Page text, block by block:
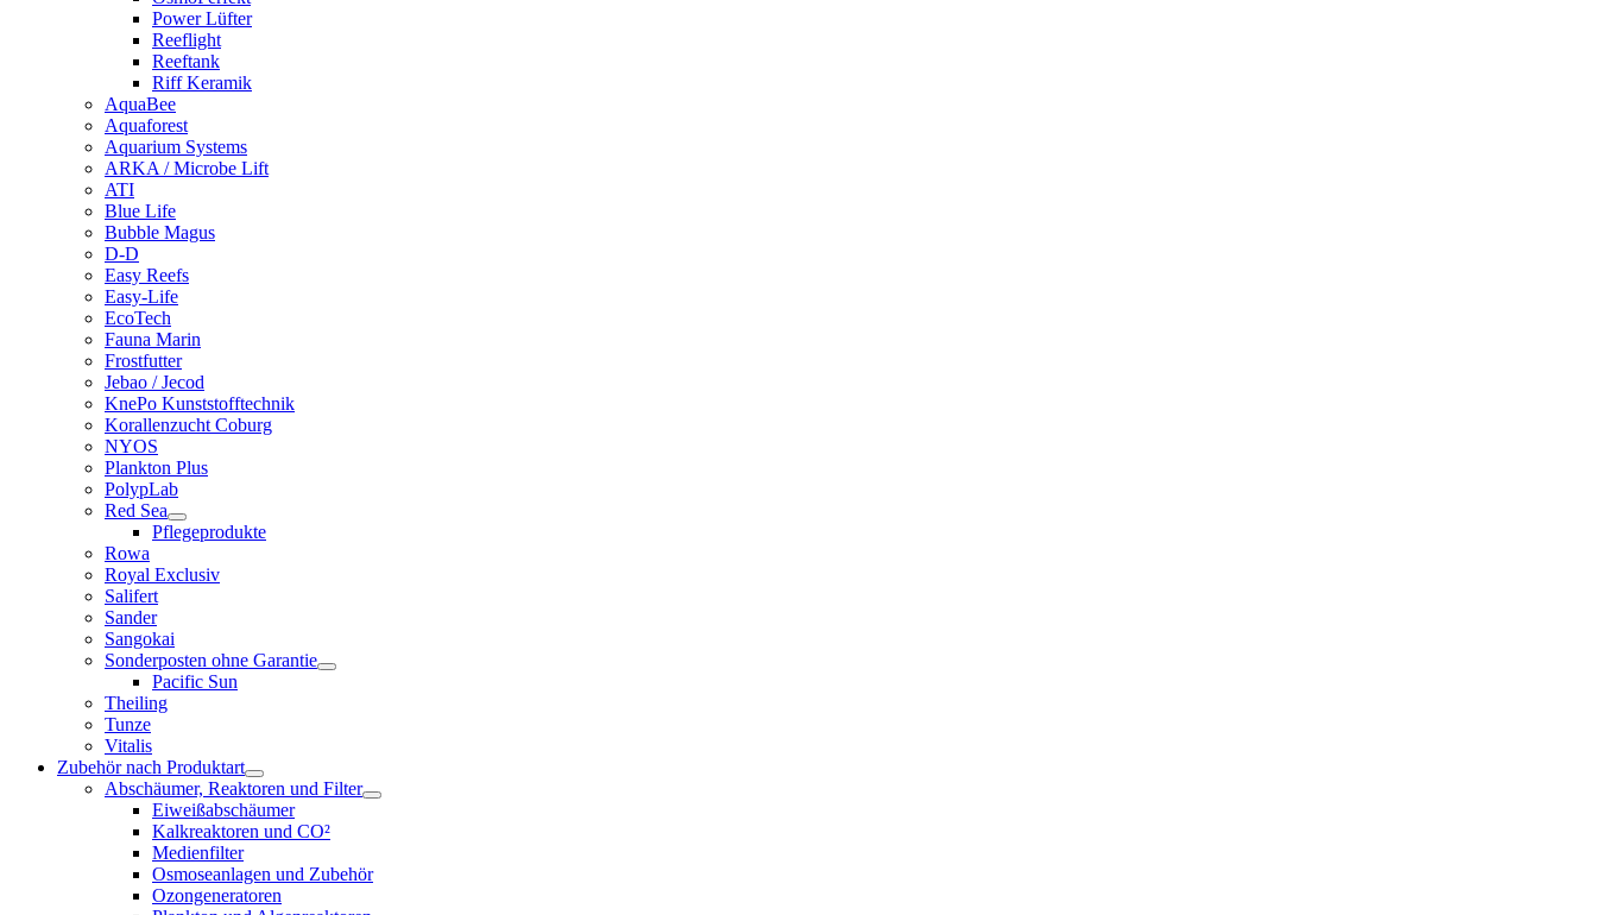
Power Lüfter
Reeflight
Reeftank
Riff Keramik
AquaBee
Aquaforest
Aquarium Systems
ARKA / Microbe Lift
ATI
Blue Life
Bubble Magus
D-D
Easy Reefs
Easy-Life
EcoTech
Fauna Marin
Frostfutter
Jebao / Jecod
KnePo Kunststofftechnik
Korallenzucht Coburg
NYOS
Plankton Plus
PolypLab
Red Sea
Pflegeprodukte
Rowa
Royal Exclusiv
Salifert
Sander
Sangokai
Sonderposten ohne Garantie
Pacific Sun
Theiling
Tunze
Vitalis
Zubehör nach Produktart
Abschäumer, Reaktoren und Filter
Eiweißabschäumer
Kalkreaktoren und CO²
Medienfilter
Osmoseanlagen und Zubehör
Ozongeneratoren